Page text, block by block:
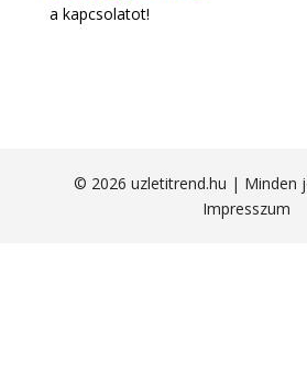
a kapcsolatot!
© 2026 uzletitrend.hu | Minden
Impresszum